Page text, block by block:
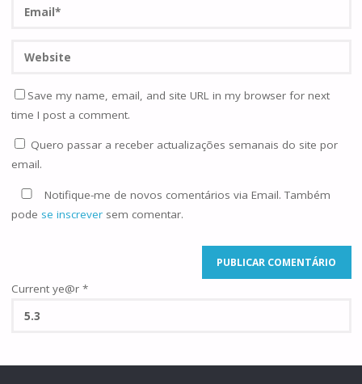
Save my name, email, and site URL in my browser for next
time I post a comment.
Quero passar a receber actualizações semanais do site por
email.
Notifique-me de novos comentários via Email. Também
pode se inscreversem comentar.
Current ye@r *